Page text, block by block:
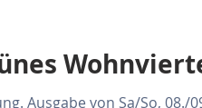
Ausgabe von Sa/So, 08./